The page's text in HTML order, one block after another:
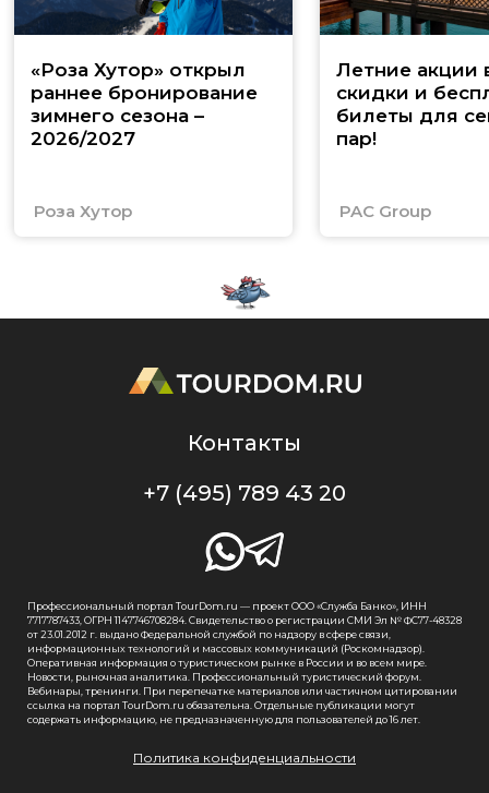
«Роза Хутор» открыл
раннее бронирование
зимнего сезона –
2026/2027
Роза Хутор
Летние акции
скидки и
билеты для
пар!
PAC Group
Контакты
+7 (495) 789 43 20
Профессиональный портал TourDom.ru — проект ООО «Служба Банко», ИНН
7717787433, ОГРН 1147746708284. Свидетельство о регистрации СМИ Эл № ФС77-48328
от 23.01.2012 г. выдано Федеральной службой по надзору в сфере связи,
информационных технологий и массовых коммуникаций (Роскомнадзор).
Оперативная информация о туристическом рынке в России и во всем мире.
Новости, рыночная аналитика. Профессиональный туристический форум.
Вебинары, тренинги. При перепечатке материалов или частичном цитировании
ссылка на портал TourDom.ru обязательна. Отдельные публикации могут
содержать информацию, не предназначенную для пользователей до 16 лет.
Политика конфиденциальности